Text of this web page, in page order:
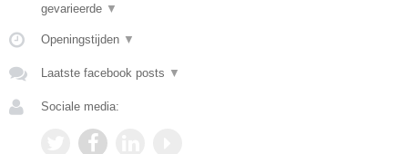
gevarieerde ▼
Openingstijden ▼
Laatste facebook posts ▼
Sociale media: